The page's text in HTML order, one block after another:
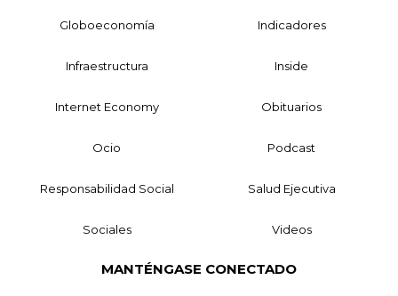
Globoeconomía Indicadores
Infraestructura Inside
Internet Economy Obituarios
Ocio Podcast
Responsabilidad Social Salud Ejecutiva
Sociales Videos
MANTÉNGASE CONECTADO